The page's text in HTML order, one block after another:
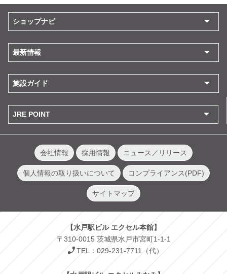
ショップナビ
最新情報
施設ガイド
JRE POINT
会社情報 採用情報 ニュース／リリース
個人情報の取り扱いについて コンプライアンス(PDF)
サイトマップ
【水戸駅ビル エクセル本館】
〒310-0015 茨城県水戸市宮町1-1-1
TEL：029-231-7711（代）